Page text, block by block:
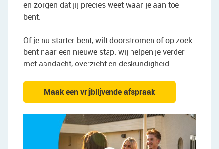
en zorgen dat jij precies weet waar je aan toe
bent.
Of je nu starter bent, wilt doorstromen of op zoek
bent naar een nieuwe stap: wij helpen je verder
met aandacht, overzicht en deskundigheid.
Maak een vrijblijvende afspraak